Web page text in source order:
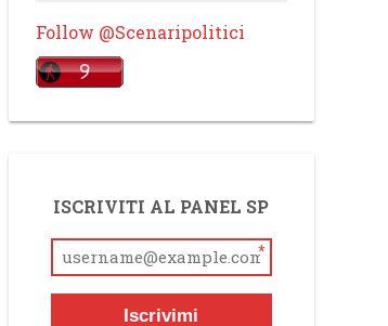
Follow @Scenaripolitici
ISCRIVITI AL PANEL SP
*
Iscrivimi